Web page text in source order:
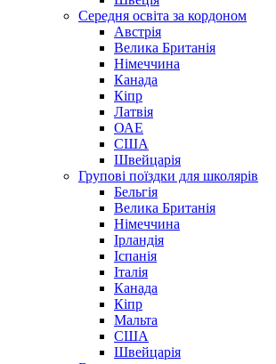
Середня освіта за кордоном
Австрія
Велика Британія
Німеччина
Канада
Кіпр
Латвія
ОАЕ
США
Швейцарія
Групові поїздки для школярів
Бельгія
Велика Британія
Німеччина
Ірландія
Іспанія
Італія
Канада
Кіпр
Мальта
США
Швейцарія